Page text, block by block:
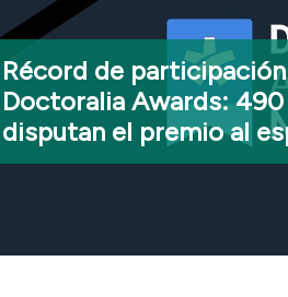
Récord de
Doctoralia Awards:
disputan el premio al
2023